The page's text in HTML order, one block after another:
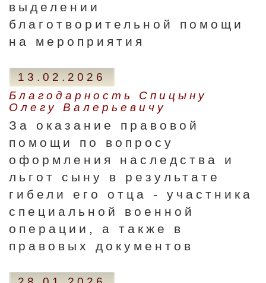
выделении
благотворительной помощи
на мероприятия
13.02.2026
Благодарность Спицыну
Олегу Валерьевичу
За оказание правовой
помощи по вопросу
оформления наследства и
льгот сыну в результате
гибели его отца - участника
специальной военной
операции, а также в
правовых документов